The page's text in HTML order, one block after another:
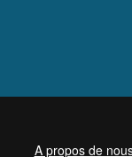
A propos de